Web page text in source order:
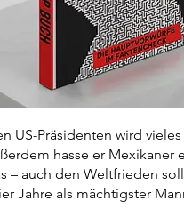
US-Präsidenten wird
hasse er
– auch den Weltfrieden
Jahre als mächtigster